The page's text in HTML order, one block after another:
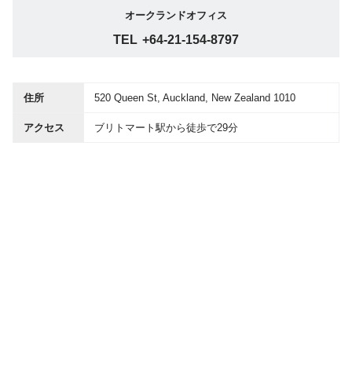
オークランドオフィス
TEL +64-21-154-8797
住所 520 Queen St, Auckland, New Zealand 1010
アクセス ブリトマート駅から徒歩で29分